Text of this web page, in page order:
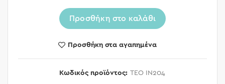
Προσθήκη στο καλάθι
Προσθήκη στα αγαπημένα
Κωδικός προϊόντος: TEO IN204